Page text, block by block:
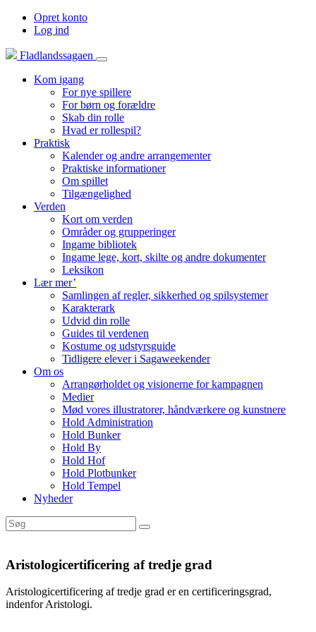
Opret konto
Log ind
Fladlandssagaen
Kom igang
For nye spillere
For børn og forældre
Skab din rolle
Hvad er rollespil?
Praktisk
Kalender og andre arrangementer
Praktiske informationer
Om spillet
Tilgængelighed
Verden
Kort om verden
Områder og grupperinger
Ingame bibliotek
Ingame lege, kort, skilte og andre dokumenter
Leksikon
Lær mer’
Samlingen af regler, sikkerhed og spilsystemer
Karakterark
Udvid din rolle
Guides til verdenen
Kostume og udstyrsguide
Tidligere elever i Sagaweekender
Om os
Arrangørholdet og visionerne for kampagnen
Medier
Mød vores illustratorer, håndværkere og kunstnere
Hold Administration
Hold Bunker
Hold By
Hold Hof
Hold Plotbunker
Hold Tempel
Nyheder
Aristologicertificering af tredje grad
Aristologicertificering af tredje grad er en certificeringsgrad,
indenfor Aristologi.